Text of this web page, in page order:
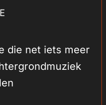
die net iets meer